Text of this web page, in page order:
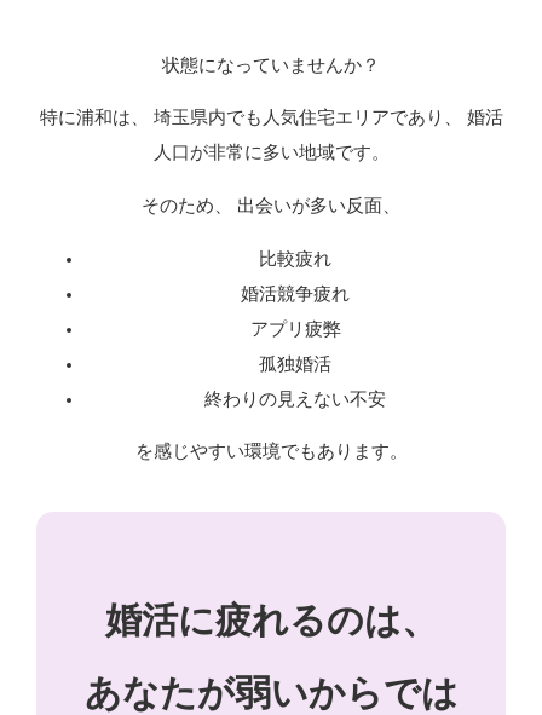
状態になっていませんか？
特に浦和は、 埼玉県内でも人気住宅エリアであり、 婚活
人口が非常に多い地域です。
そのため、 出会いが多い反面、
比較疲れ
婚活競争疲れ
アプリ疲弊
孤独婚活
終わりの見えない不安
を感じやすい環境でもあります。
婚活に疲れるのは、
あなたが弱いからでは